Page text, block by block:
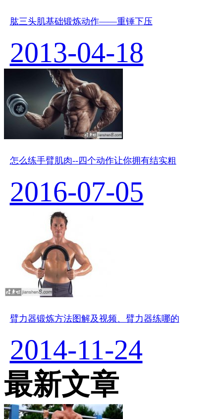
肱三头肌基础锻炼动作——重锤下压
2013-04-18
怎么练手臂肌肉--四个动作让你拥有结实粗
2016-07-05
臂力器锻炼方法图解及视频、臂力器练哪的
2014-11-24
最新文章